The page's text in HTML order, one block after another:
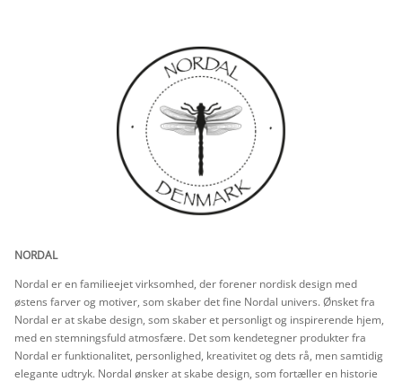
NORDAL
Nordal er en familieejet virksomhed, der forener nordisk design med
østens farver og motiver, som skaber det fine Nordal univers. Ønsket fra
Nordal er at skabe design, som skaber et personligt og inspirerende hjem,
med en stemningsfuld atmosfære. Det som kendetegner produkter fra
Nordal er funktionalitet, personlighed, kreativitet og dets rå, men samtidig
elegante udtryk. Nordal ønsker at skabe design, som fortæller en historie